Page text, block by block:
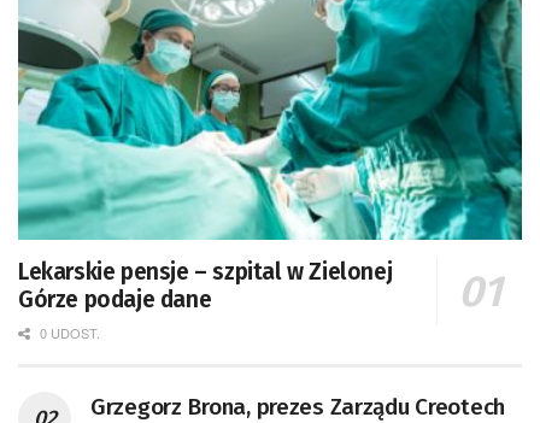
Lekarskie pensje – szpital w Zielonej
Górze podaje dane
0 UDOST.
Grzegorz Brona, prezes Zarządu Creotech